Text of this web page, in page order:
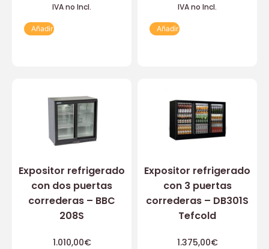
IVA no Incl.
Añadir
IVA no Incl.
Añadir
Expositor refrigerado
con dos puertas
correderas – BBC
208S
1.010,00€
Expositor refrigerado
con 3 puertas
correderas – DB301S
Tefcold
1.375,00€